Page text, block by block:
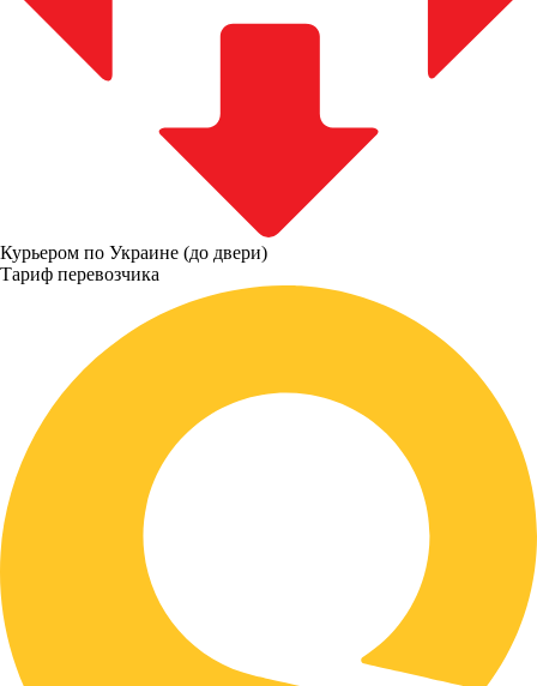
Курьером по Украине (до двери)
Тариф перевозчика